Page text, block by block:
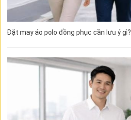
Đặt may áo polo đồng phục cần lưu ý gì?